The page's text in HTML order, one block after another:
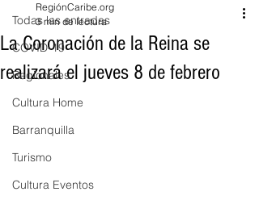
Todas las entradas
COVID-19
Regionales
Cultura Home
Barranquilla
Turismo
Cultura Eventos
La Coronación de la Reina se
realizará el jueves 8 de febrero
RegiónCaribe.org
3 min de lectura